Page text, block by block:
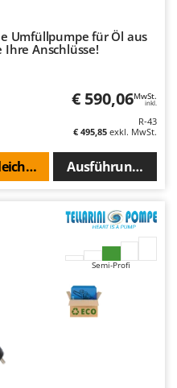
Umfüllpumpe für Öl aus
Ihre Anschlüsse!
€ 590,06MwSt.
inkl.
R-43
€ 495,85 exkl. MwSt.
Ausführungen(3)
Sie
Semi-Profi